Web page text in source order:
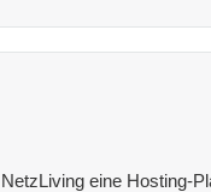
eine Hosting-